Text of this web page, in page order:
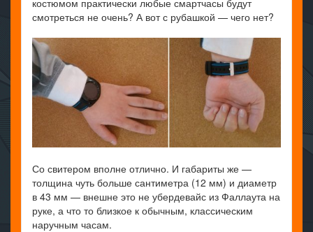
костюмом практически любые смартчасы будут
смотреться не очень? А вот с рубашкой — чего нет?
Со свитером вполне отлично. И габариты же —
толщина чуть больше сантиметра (12 мм) и диаметр
в 43 мм — внешне это не убердевайс из Фаллаута на
руке, а что то близкое к обычным, классическим
наручным часам.